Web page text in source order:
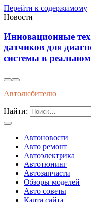
Перейти к содержимому
Новости
Анализ влияния
долговечность
электромобилей
Автолюбителю
Найти:
Автоновости
Авто ремонт
Автоэлектрика
Автотюнинг
Автозапчасти
Обзоры моделей
Авто советы
Карта сайта